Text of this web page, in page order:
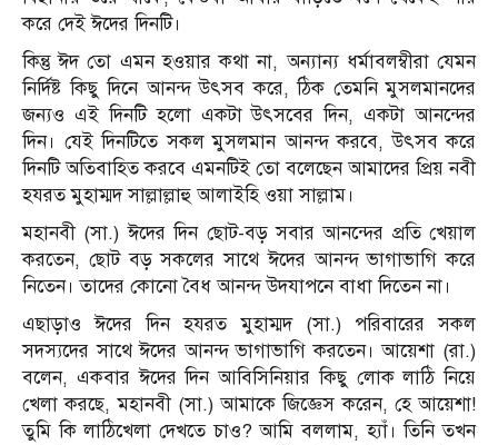
করে দেই ঈদের দিনটি।
কিন্তু ঈদ তো এমন হ‌ওয়ার কথা না, অন্যান্য ধর্মাবলম্বীরা যেমন
নির্দিষ্ট কিছু দিনে আনন্দ উৎসব করে, ঠিক তেমনি মুসলমানদের
জন্য‌ও এই দিনটি হলো একটা উৎসবের দিন, একটা আনন্দের
দিন। যেই দিনটিতে সকল মুসলমান আনন্দ করবে, উৎসব করে
দিনটি অতিবাহিত করবে এমনটিই তো বলেছেন আমাদের প্রিয় নবী
হযরত মুহাম্মদ সাল্লাল্লাহু আলাইহি ওয়া সাল্লাম।
মহানবী (সা.) ঈদের দিন ছোট-বড় সবার আনন্দের প্রতি খেয়াল
করতেন, ছোট বড় সকলের সাথে ঈদের আনন্দ ভাগাভাগি করে
নিতেন। তাদের কোনো বৈধ আনন্দ উদযাপনে বাধা দিতেন না।
এছাড়াও ঈদের দিন হযরত মুহাম্মদ (সা.) পরিবারের সকল
সদস্যদের সাথে ঈদের আনন্দ ভাগাভাগি করতেন। আয়েশা (রা.)
বলেন, একবার ঈদের দিন আবিসিনিয়ার কিছু লোক লাঠি নিয়ে
খেলা করছে, মহানবী (সা.) আমাকে জিজ্ঞেস করেন, হে আয়েশা!
তুমি কি লাঠিখেলা দেখতে চাও? আমি বললাম, হ্যাঁ। তিনি তখন